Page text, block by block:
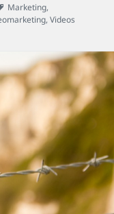
Schlagwörter
Marketing,
,Videos